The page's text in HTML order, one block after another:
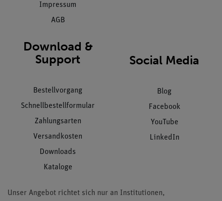
Impressum
AGB
Download &
Support
Bestellvorgang
Schnellbestellformular
Zahlungsarten
Versandkosten
Downloads
Kataloge
Social Media
Blog
Facebook
YouTube
LinkedIn
Unser Angebot richtet sich nur an Institutionen,